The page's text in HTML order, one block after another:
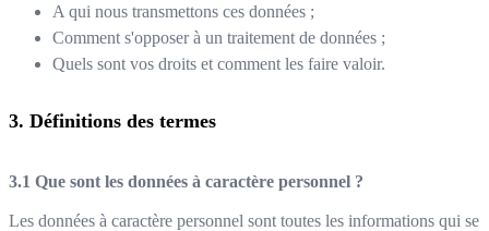
A qui nous transmettons ces données ;
Comment s'opposer à un traitement de données ;
Quels sont vos droits et comment les faire valoir.
Définitions des termes
Que sont les données à caractère personnel ?
Les données à caractère personnel sont toutes les informations qui se